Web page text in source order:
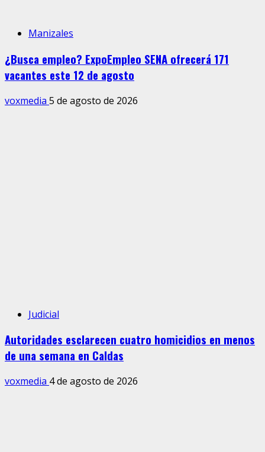
Manizales
¿Busca empleo? ExpoEmpleo SENA ofrecerá 171
vacantes este 12 de agosto
voxmedia 5 de agosto de 2026
Judicial
Autoridades esclarecen cuatro homicidios en menos
de una semana en Caldas
voxmedia 4 de agosto de 2026